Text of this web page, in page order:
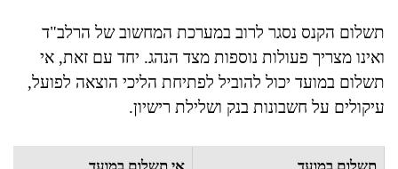
תשלום הקנס נסגר לרוב במערכת המחשוב של הרלב"ד
ואינו מצריך פעולות נוספות מצד הנהג. יחד עם זאת, אי
תשלום במועד יכול להוביל לפתיחת הליכי הוצאה לפועל,
עיקולים על חשבונות בנק ושלילת רישיון.
תשלום במועד אי תשלום במועד